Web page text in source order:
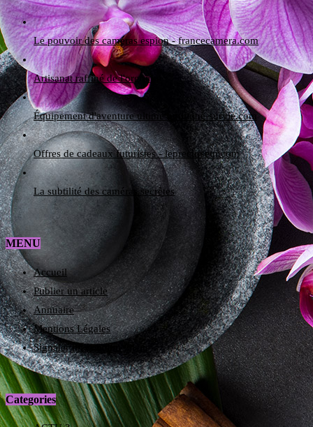
Le pouvoir des caméras espion - francecamera.com
Artisanat raffiné de l'orgonite
Équipement d'aventure ultime boutique-survie.com
Offres de cadeaux futuristes - leprecurseur.com
La subtilité des caméras secrètes
MENU
Accueil
Publier un article
Annuaire
Mentions Légales
Signaler un contenu illicite
Categories